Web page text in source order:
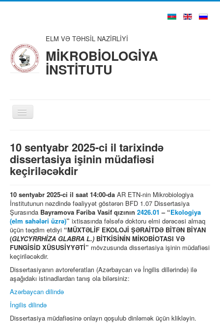
ELM VƏ TƏHSİL NAZİRLİYİ
MİKROBİOLOGİYA
İNSTİTUTU
Toggle
Navigation
Haqqımızda
Struktur
Alim və Mütəxəssislər
Nəşrlər
Əlaqə
10 sentyabr 2025-ci il tarixində
dissertasiya işinin müdafiəsi
keçiriləcəkdir
10 sentyabr 2025-ci il saat 14:00-da AR ETN-nin Mikrobiologiya
İnstitutunun nəzdində fəaliyyət göstərən BFD 1.07 Dissertasiya
Şurasında Bayramova Fəriba Vasif qızının 2426.01 – “Ekologiya
(elm sahələri üzrə)” ixtisasında fəlsəfə doktoru elmi dərəcəsi almaq
üçün təqdim etdiyi “MÜXTƏLİF EKOLOJİ ŞƏRAİTDƏ BİTƏN BİYAN
(GLYCYRRHİZA GLABRA L.) BİTKİSİNİN MİKOBİOTASI VƏ
FUNGİSİD XÜSUSİYYƏTİ” mövzusunda dissertasiya işinin müdafiəsi
keçiriləcəkdir.
Dissertasiyanın avtoreferatları (Azərbaycan və İngilis dillərində) ilə
aşağıdakı istinadlardan tanış ola bilərsiniz:
Azərbaycan dilində
İngilis dilində
Dissertasiya müdafiəsinə onlayn qoşulub dinləmək üçün klikləyin.